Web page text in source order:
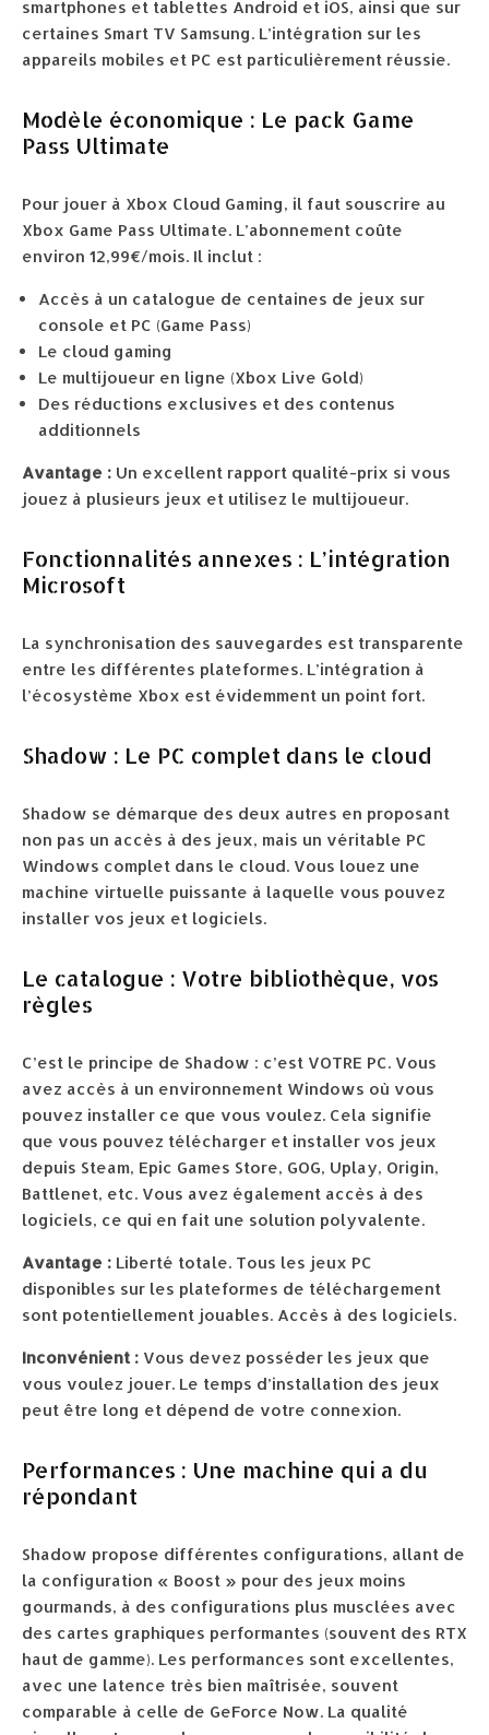
smartphones et tablettes Android et iOS, ainsi que sur
certaines Smart TV Samsung. L’intégration sur les
appareils mobiles et PC est particulièrement réussie.
Modèle économique : Le pack Game
Pass Ultimate
Pour jouer à Xbox Cloud Gaming, il faut souscrire au
Xbox Game Pass Ultimate. L’abonnement coûte
environ 12,99€/mois. Il inclut :
Accès à un catalogue de centaines de jeux sur
console et PC (Game Pass)
Le cloud gaming
Le multijoueur en ligne (Xbox Live Gold)
Des réductions exclusives et des contenus
additionnels
Avantage : Un excellent rapport qualité-prix si vous
jouez à plusieurs jeux et utilisez le multijoueur.
Fonctionnalités annexes : L’intégration
Microsoft
La synchronisation des sauvegardes est transparente
entre les différentes plateformes. L’intégration à
l’écosystème Xbox est évidemment un point fort.
Shadow : Le PC complet dans le cloud
Shadow se démarque des deux autres en proposant
non pas un accès à des jeux, mais un véritable PC
Windows complet dans le cloud. Vous louez une
machine virtuelle puissante à laquelle vous pouvez
installer vos jeux et logiciels.
Le catalogue : Votre bibliothèque, vos
règles
C’est le principe de Shadow : c’est VOTRE PC. Vous
avez accès à un environnement Windows où vous
pouvez installer ce que vous voulez. Cela signifie
que vous pouvez télécharger et installer vos jeux
depuis Steam, Epic Games Store, GOG, Uplay, Origin,
Battlenet, etc. Vous avez également accès à des
logiciels, ce qui en fait une solution polyvalente.
Avantage : Liberté totale. Tous les jeux PC
disponibles sur les plateformes de téléchargement
sont potentiellement jouables. Accès à des logiciels.
Inconvénient : Vous devez posséder les jeux que
vous voulez jouer. Le temps d’installation des jeux
peut être long et dépend de votre connexion.
Performances : Une machine qui a du
répondant
Shadow propose différentes configurations, allant de
la configuration « Boost » pour des jeux moins
gourmands, à des configurations plus musclées avec
des cartes graphiques performantes (souvent des RTX
haut de gamme). Les performances sont excellentes,
avec une latence très bien maîtrisée, souvent
comparable à celle de GeForce Now. La qualité